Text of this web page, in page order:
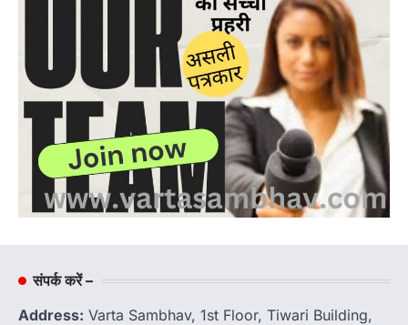
संपर्क करें –
Address: Varta Sambhav, 1st Floor, Tiwari Building,